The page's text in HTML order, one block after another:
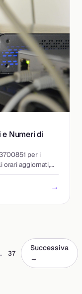
Numeri di
per i
orari aggiornati,
→
37
Successiva
→